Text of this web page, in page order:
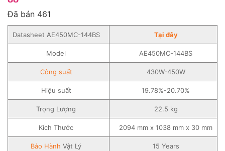
Đã bán 461
Datasheet AE450MC-144BS Tại đây
Model AE450MC-144BS
Công suất 430W-450W
Hiệu suất 19.78%-20.70%
Trọng Lượng 22.5 kg
Kích Thước 2094 mm x 1038 mm x 30 mm
Bảo Hành Vật Lý 15 Years